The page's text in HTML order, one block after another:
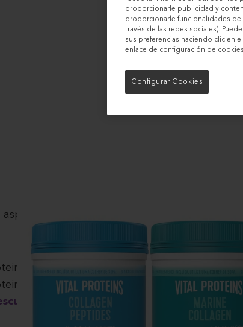
de tu piel, cabello y uñas con Vital
Collagen Peptides de 284g sin sabor
Collagen Marino 221g sin sabor
no son acumulables con otras
proporcionarle publicidad y
proporcionarle funcionalidades
través de las redes sociales).
sus preferencias haciendo clic en
enlace de configuración de
Configurar Cookies